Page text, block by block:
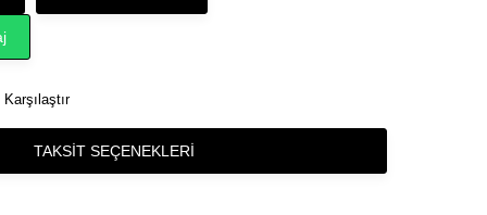
Karşılaştır
TAKSIT SEÇENEKLERI